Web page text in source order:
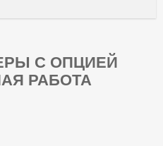
С ОПЦИЕЙ
РАБОТА